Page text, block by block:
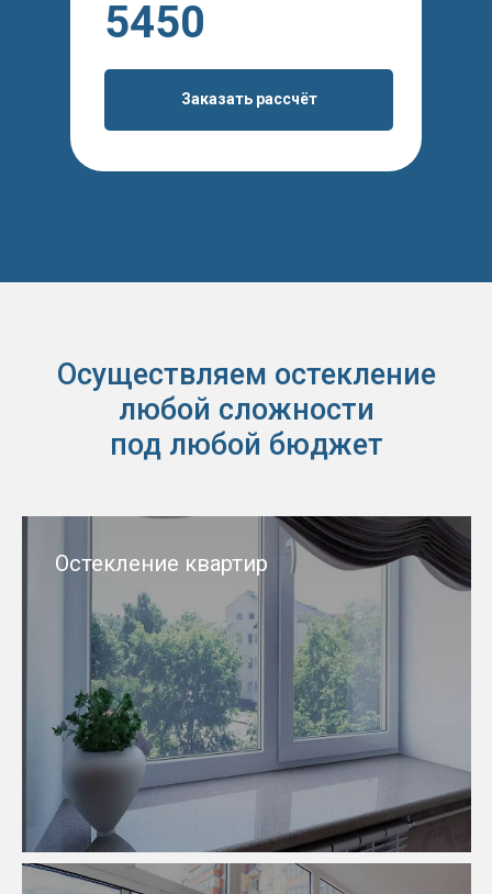
5450
Заказать рассчёт
Осуществляем остекление
любой сложности
под любой бюджет
Остекление квартир